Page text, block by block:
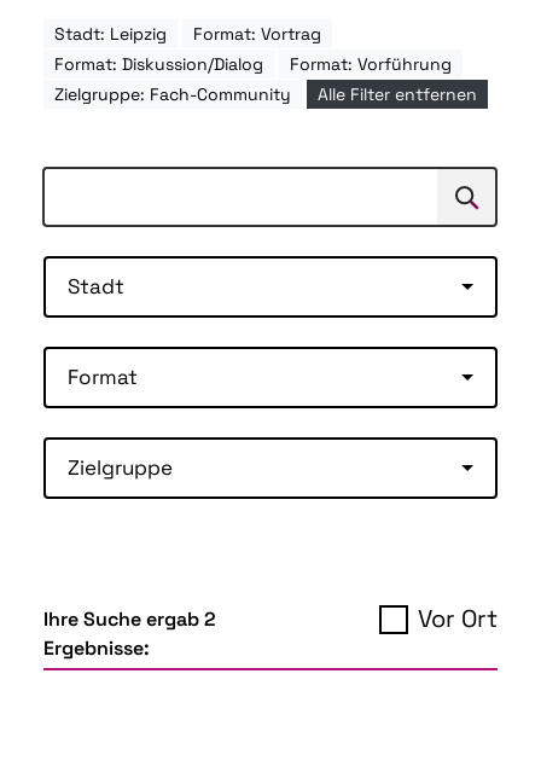
Stadt: Leipzig
Format: Vortrag
Format: Diskussion/Dialog
Format: Vorführung
Zielgruppe: Fach-Community
Alle Filter entfernen
Suchen
Stadt
Format
Zielgruppe
Ihre Suche ergab 2
Ergebnisse:
Vor Ort